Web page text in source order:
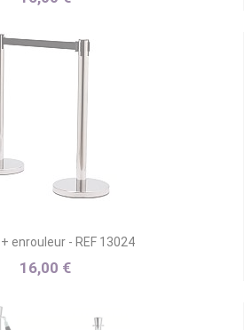
enrouleur - REF 13024
16,00 €